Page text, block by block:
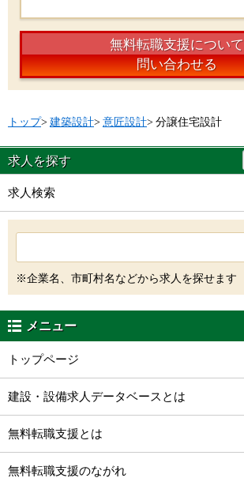
無料転職支援について
問い合わせる
トップ> 建築設計> 意匠設計> 分譲住宅設計
求人を探す
求人検索
※企業名、市町村名などから求人を探せます
メニュー
トップページ
建設・設備求人データベースとは
無料転職支援とは
無料転職支援のながれ